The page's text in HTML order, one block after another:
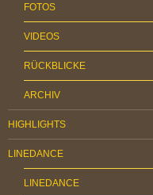
FOTOS
VIDEOS
RÜCKBLICKE
ARCHIV
HIGHLIGHTS
LINEDANCE
LINEDANCE